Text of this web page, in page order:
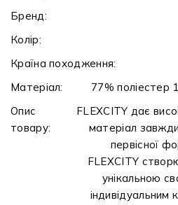
Бренд:
Колір:
Країна походження:
Матеріал:
77% поліестер
Опис
товару:
FLEXCITY дає
матеріал
первісної
FLEXCITY
унікальною